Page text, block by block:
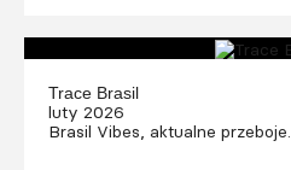
Trace Brasil
luty 2026
Brasil Vibes, aktualne przeboje.